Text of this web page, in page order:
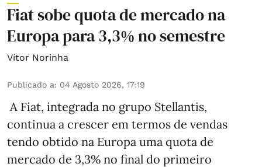
Fiat sobe quota de mercado na
Europa para 3,3% no semestre
Vítor Norinha
Publicado a: 04 Agosto 2026, 17:19
A Fiat, integrada no grupo Stellantis,
continua a crescer em termos de vendas
tendo obtido na Europa uma quota de
mercado de 3,3% no final do primeiro